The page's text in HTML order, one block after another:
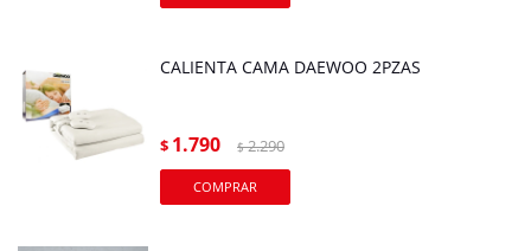
CALIENTA CAMA DAEWOO 2PZAS
$ 1.790 $ 2.290